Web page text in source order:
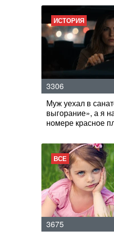
ИСТОРИЯ
3306
Муж уехал в
выгорание», а я
номере красное
ВСЕ
3675